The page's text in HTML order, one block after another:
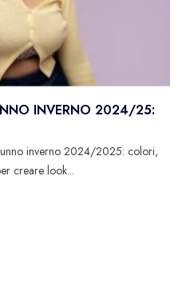
INVERNO 2024/25:
inverno 2024/2025: colori,
creare look...